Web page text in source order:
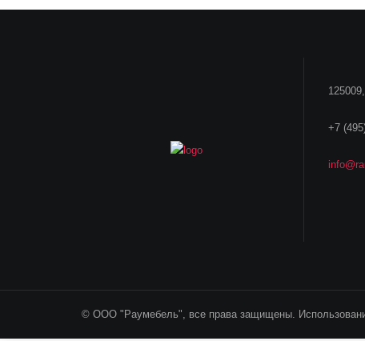
+7
© ООО "Раумебель", все права защищены.